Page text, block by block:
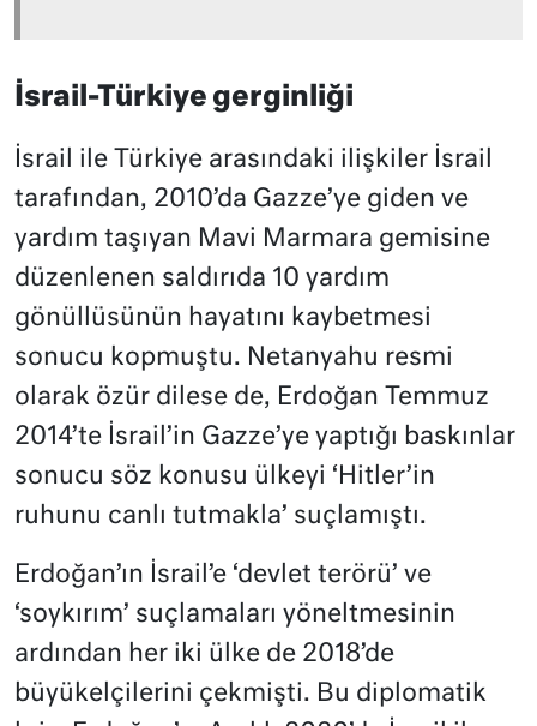
İsrail-Türkiye gerginliği
İsrail ile Türkiye arasındaki ilişkiler İsrail
tarafından, 2010’da Gazze’ye giden ve
yardım taşıyan Mavi Marmara gemisine
düzenlenen saldırıda 10 yardım
gönüllüsünün hayatını kaybetmesi
sonucu kopmuştu. Netanyahu resmi
olarak özür dilese de, Erdoğan Temmuz
2014’te İsrail’in Gazze’ye yaptığı baskınlar
sonucu söz konusu ülkeyi ‘Hitler’in
ruhunu canlı tutmakla’ suçlamıştı.
Erdoğan’ın İsrail’e ‘devlet terörü’ ve
‘soykırım’ suçlamaları yöneltmesinin
ardından her iki ülke de 2018’de
büyükelçilerini çekmişti. Bu diplomatik